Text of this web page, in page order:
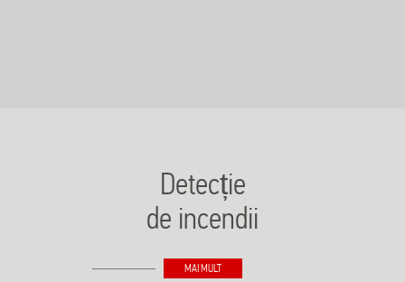
Detecție
de incendii
MAI MULT